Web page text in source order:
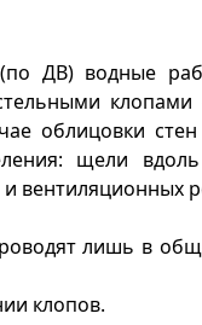
ДВ) водные
облицовки
щели
вентиляционных
лишь в
клопов.